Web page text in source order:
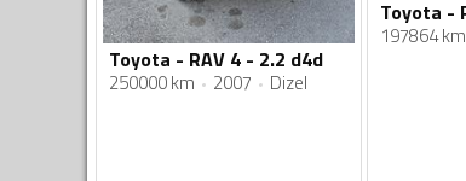
Toyota - RAV 4 - 2.2 d4d
250000 km 2007 Dizel
197864 km